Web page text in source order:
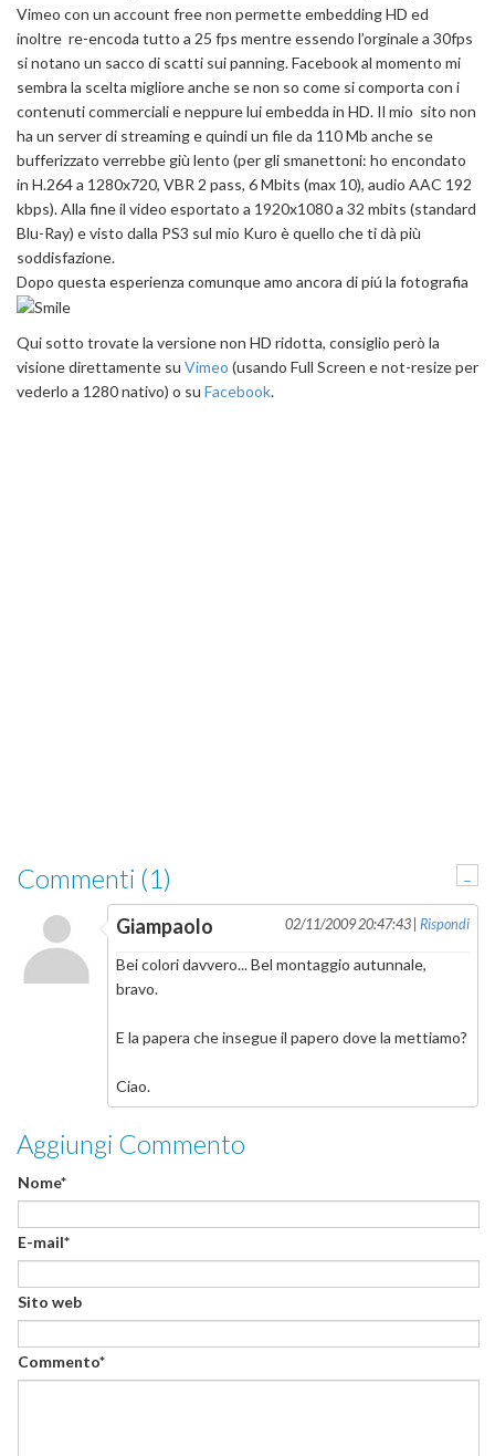
Vimeo con un account free non permette embedding HD ed
inoltre re-encoda tutto a 25 fps mentre essendo l’orginale a 30fps
si notano un sacco di scatti sui panning. Facebook al momento mi
sembra la scelta migliore anche se non so come si comporta con i
contenuti commerciali e neppure lui embedda in HD. Il mio sito non
ha un server di streaming e quindi un file da 110 Mb anche se
bufferizzato verrebbe giù lento (per gli smanettoni: ho encondato
in H.264 a 1280x720, VBR 2 pass, 6 Mbits (max 10), audio AAC 192
kbps). Alla fine il video esportato a 1920x1080 a 32 mbits (standard
Blu-Ray) e visto dalla PS3 sul mio Kuro è quello che ti dà più
soddisfazione.
Dopo questa esperienza comunque amo ancora di piú la fotografia
Qui sotto trovate la versione non HD ridotta, consiglio però la
visione direttamente su Vimeo (usando Full Screen e not-resize per
vederlo a 1280 nativo) o su Facebook.
Commenti (1) -
Giampaolo 02/11/2009 20:47:43 |Rispondi
Bei colori davvero... Bel montaggio autunnale,
bravo.
E la papera che insegue il papero dove la mettiamo?
Ciao.
Aggiungi Commento
Nome*
E-mail*
Sito web
Commento*